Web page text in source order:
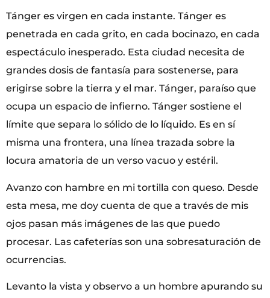
Tánger es virgen en cada instante. Tánger es
penetrada en cada grito, en cada bocinazo, en cada
espectáculo inesperado. Esta ciudad necesita de
grandes dosis de fantasía para sostenerse, para
erigirse sobre la tierra y el mar. Tánger, paraíso que
ocupa un espacio de infierno. Tánger sostiene el
límite que separa lo sólido de lo líquido. Es en sí
misma una frontera, una línea trazada sobre la
locura amatoria de un verso vacuo y estéril.
Avanzo con hambre en mi tortilla con queso. Desde
esta mesa, me doy cuenta de que a través de mis
ojos pasan más imágenes de las que puedo
procesar. Las cafeterías son una sobresaturación de
ocurrencias.
Levanto la vista y observo a un hombre apurando su